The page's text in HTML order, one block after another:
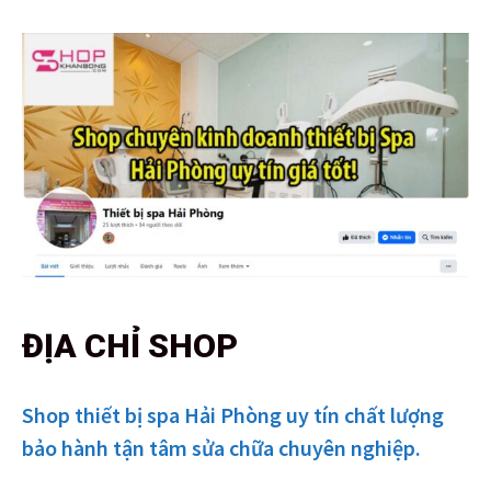
ĐỊA CHỈ SHOP
Shop thiết bị spa Hải Phòng uy tín chất lượng
bảo hành tận tâm sửa chữa chuyên nghiệp.